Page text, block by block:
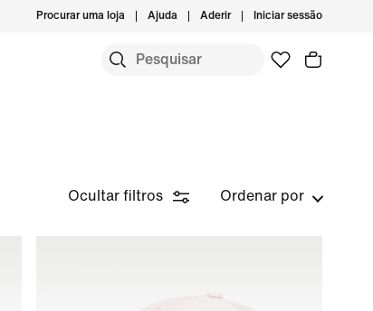
Procurar uma loja Ajuda Aderir Iniciar sessão
Ocultar filtros Ordenar por